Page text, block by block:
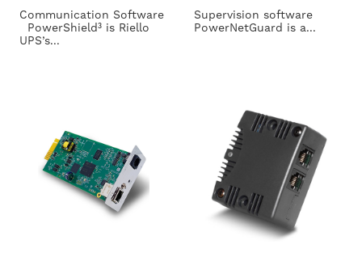
Communication Software
PowerShield³ is Riello
UPS’s...
Supervision software ​
PowerNetGuard is a...